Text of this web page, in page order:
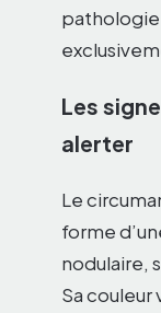
Les
alerter
Le
forme
nodulaire,
Sa couleur